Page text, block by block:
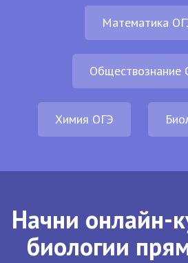
Математика
Обществознание
Химия ОГЭ
Начни онлайн-
биологии